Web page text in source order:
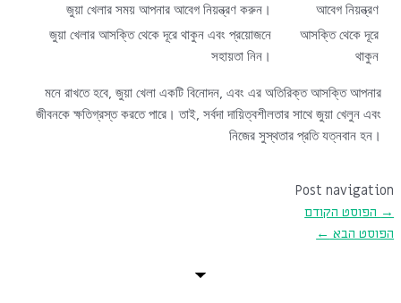
আবেগ নিয়ন্ত্রণ
জুয়া খেলার সময় আপনার আবেগ নিয়ন্ত্রণ করুন।
আসক্তি থেকে দূরে
থাকুন
জুয়া খেলার আসক্তি থেকে দূরে থাকুন এবং প্রয়োজনে
সহায়তা নিন।
মনে রাখতে হবে, জুয়া খেলা একটি বিনোদন, এবং এর অতিরিক্ত আসক্তি আপনার
জীবনকে ক্ষতিগ্রস্ত করতে পারে। তাই, সর্বদা দায়িত্বশীলতার সাথে জুয়া খেলুন এবং
নিজের সুস্থতার প্রতি যত্নবান হন।
Post navigation
→ הפוסט הקודם
הפוסט הבא ←